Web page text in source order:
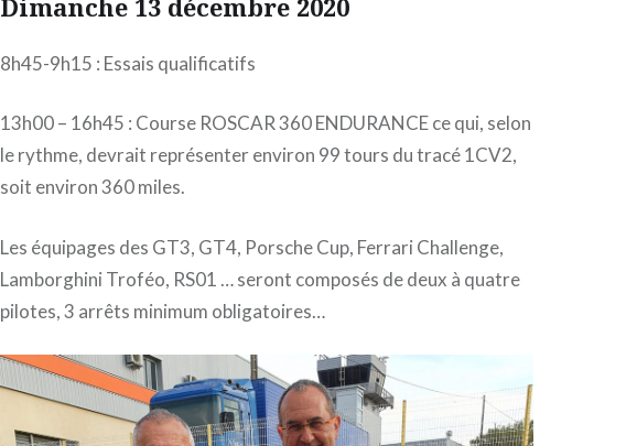
8h45-9h15 : Essais qualificatifs
13h00 – 16h45 : Course ROSCAR 360 ENDURANCE ce qui, selon
le rythme, devrait représenter environ 99 tours du tracé 1CV2,
soit environ 360 miles.
Les équipages des GT3, GT4, Porsche Cup, Ferrari Challenge,
Lamborghini Troféo, RS01 … seront composés de deux à quatre
pilotes, 3 arrêts minimum obligatoires…